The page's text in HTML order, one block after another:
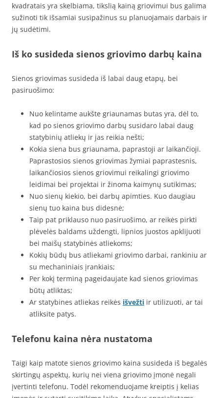
kvadratais yra skelbiama, tikslią kainą griovimui bus galima
sužinoti tik išsamiai susipažinus su planuojamais darbais ir
jų sudėtimi.
Iš ko susideda sienos griovimo darbų kaina
Sienos griovimas susideda iš labai daug etapų, bei
pasiruošimo:
Nuo kelintame aukšte griaunamas butas yra, dėl to,
kad po sienos griovimo darbų susidaro labai daug
statybinių atliekų ir jas reikia nešti;
Kokia siena bus griaunama, paprastoji ar laikančioji.
Paprastosios sienos griovimas žymiai paprastesnis,
laikančiosios sienos griovimui reikalingi griovimo
leidimai bei projektai ir žinoma kaimynų sutikimas;
Nuo sienų kiekio, bei darbų apimties. Kuo daugiau
sienų tuo kaina bus didesnė;
Taip pat priklauso nuo pasiruošimo, ar reikės pirkti
plėvelės baldams uždengti, lipnios juostos apklijuoti
bei maišų statybinės atliekoms;
Kokių būdų bus atliekami griovimo darbai, rankiniu ar
su mechaniniais įrankiais;
Per kokį terminą pageidaujate kad sienos griovimas
būtų atliktas;
Ar statybines atliekas reikės išvežti ir utilizuoti, ar tai
atliksite patys.
Telefonu kaina nėra nustatoma
Taigi kaip matote sienos griovimo kaina susideda iš begalės
skirtingų aspektų, kurių nei viena griovimo įmonė negali
įvertinti telefonu. Todėl rekomenduojame kreiptis į kelias